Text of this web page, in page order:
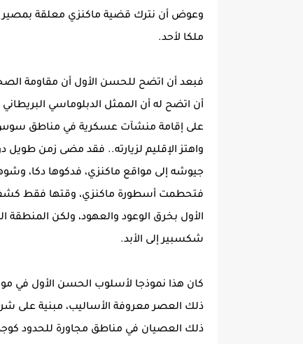
وعوض أن نترك قضية ماكنزي معلقة بمصير
ملكا لأحد.
فبعد أن اتضح للحسن الأول أن مقاومة
أن اتضح له أن الممثل الدبلوماسي
واهتز الإقليم لزيارته.. فقد مضى زمن
جيوشه إلى مواقع ماكنزي، فدكوها دكا،
فتحطمت أسطورة ماكنزي، وقتها فقط
الأول بخرق الوعود والعهود، ولكن
شكسبير إلى الأبد.
كان هذا نموذجا لأسلوب الحسن الأول في
ذلك العصر معروفة الأساليب، مبنية على
ذلك العصيان في مناطق مجاورة للحدود